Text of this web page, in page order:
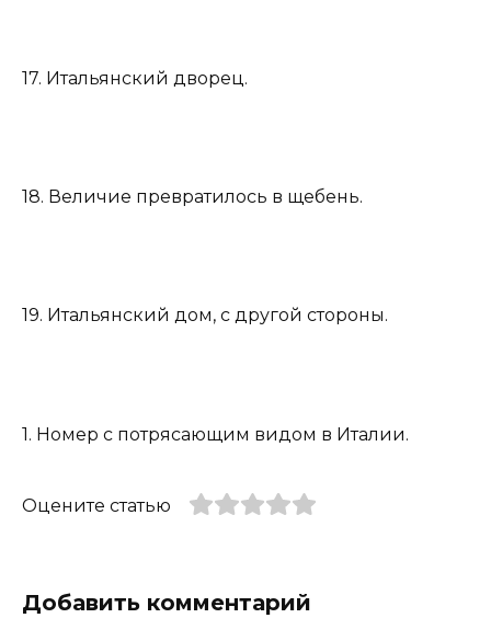
17. Итальянский дворец.
18. Величие превратилось в щебень.
19. Итальянский дом, с другой стороны.
1. Номер с потрясающим видом в Италии.
Оцените статью
Добавить комментарий